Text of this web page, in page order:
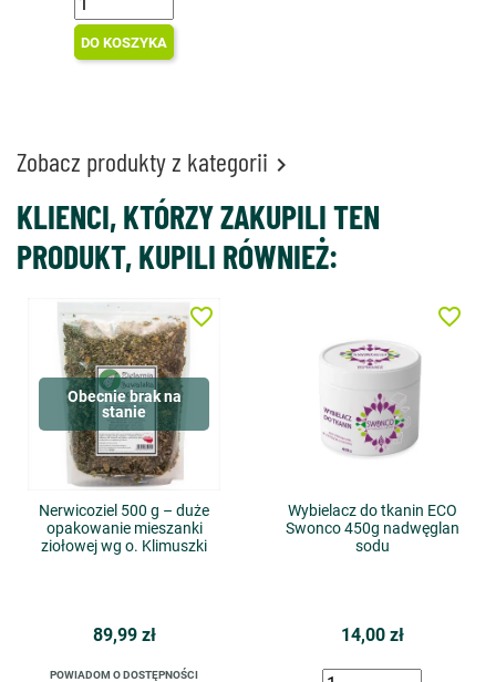
DO KOSZYKA
Zobacz produkty z kategorii 
KLIENCI, KTÓRZY ZAKUPILI TEN
PRODUKT, KUPILI RÓWNIEŻ:
Obecnie brak na
stanie
Nerwicoziel 500 g – duże
opakowanie mieszanki
ziołowej wg o. Klimuszki
89,99 zł
POWIADOM O DOSTĘPNOŚCI
favorite_border
Wybielacz do tkanin ECO
Swonco 450g nadwęglan
sodu
14,00 zł
favorite_border